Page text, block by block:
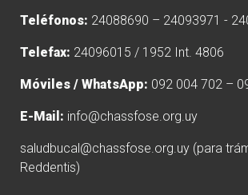
Teléfonos: 24088690 – 24093971 -
Telefax: 24096015 / 1952 Int. 4806
Móviles / WhatsApp: 092 004 702 –
E-Mail: info@chassfose.org.uy
saludbucal@chassfose.org.uy(para
Reddentis)